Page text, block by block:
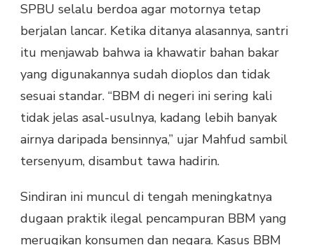
SPBU selalu berdoa agar motornya tetap
berjalan lancar. Ketika ditanya alasannya, santri
itu menjawab bahwa ia khawatir bahan bakar
yang digunakannya sudah dioplos dan tidak
sesuai standar. “BBM di negeri ini sering kali
tidak jelas asal-usulnya, kadang lebih banyak
airnya daripada bensinnya,” ujar Mahfud sambil
tersenyum, disambut tawa hadirin.
Sindiran ini muncul di tengah meningkatnya
dugaan praktik ilegal pencampuran BBM yang
merugikan konsumen dan negara. Kasus BBM